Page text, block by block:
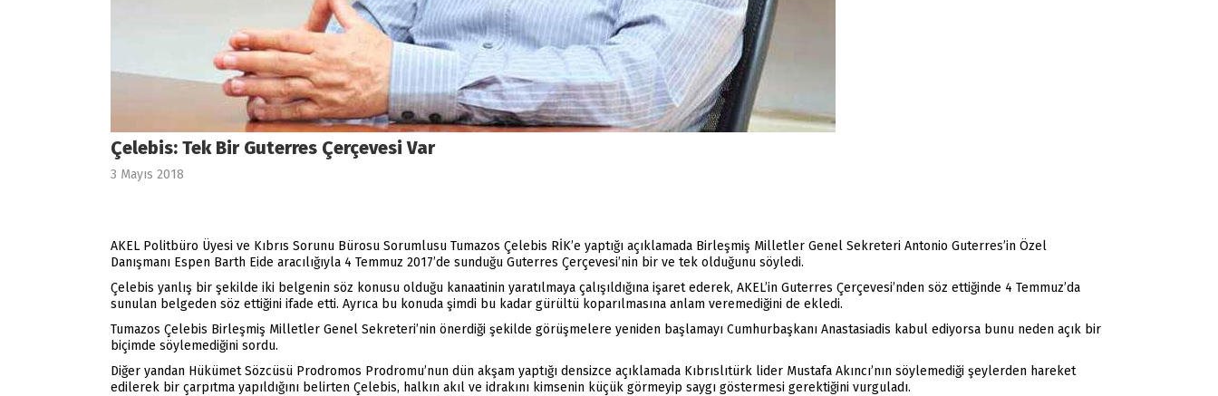
Çelebis: Tek Bir Guterres Çerçevesi Var
3 Mayıs 2018
AKEL Politbüro Üyesi ve Kıbrıs Sorunu Bürosu Sorumlusu Tumazos Çelebis RİK’e yaptığı açıklamada Birleşmiş Milletler Genel Sekreteri Antonio Guterres’in Özel
Danışmanı Espen Barth Eide aracılığıyla 4 Temmuz 2017’de sunduğu Guterres Çerçevesi’nin bir ve tek olduğunu söyledi.
Çelebis yanlış bir şekilde iki belgenin söz konusu olduğu kanaatinin yaratılmaya çalışıldığına işaret ederek, AKEL’in Guterres Çerçevesi’nden söz ettiğinde 4 Temmuz’da
sunulan belgeden söz ettiğini ifade etti. Ayrıca bu konuda şimdi bu kadar gürültü koparılmasına anlam veremediğini de ekledi.
Tumazos Çelebis Birleşmiş Milletler Genel Sekreteri’nin önerdiği şekilde görüşmelere yeniden başlamayı Cumhurbaşkanı Anastasiadis kabul ediyorsa bunu neden açık bir
biçimde söylemediğini sordu.
Diğer yandan Hükümet Sözcüsü Prodromos Prodromu’nun dün akşam yaptığı densizce açıklamada Kıbrıslıtürk lider Mustafa Akıncı’nın söylemediği şeylerden hareket
edilerek bir çarpıtma yapıldığını belirten Çelebis, halkın akıl ve idrakını kimsenin küçük görmeyip saygı göstermesi gerektiğini vurguladı.